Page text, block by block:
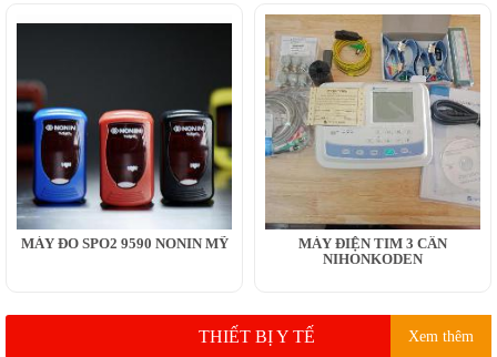
MÁY ĐO SPO2 9590 NONIN MỸ
MÁY ĐIỆN TIM 3 CẦN
NIHONKODEN
THIẾT BỊ Y TẾ Xem thêm